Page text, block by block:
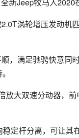
涡轮增压发动机
，满足驰骋快意同
放大双速分动器，
定杆分离，可让其